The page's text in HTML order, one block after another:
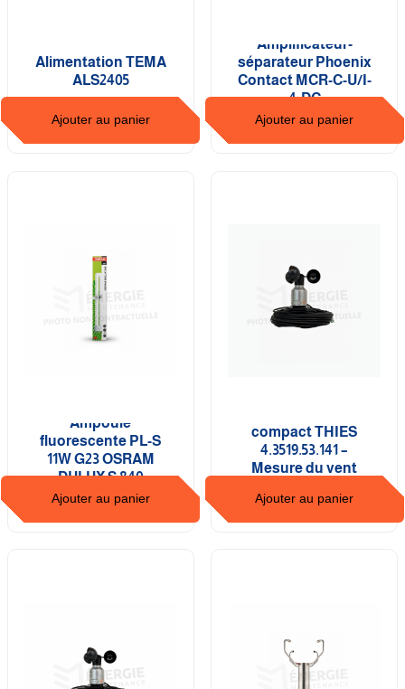
Alimentation TEMA
ALS2405
Ajouter au panier
Amplificateur-
séparateur Phoenix
Contact MCR-C-U/I-
4-DC
Ajouter au panier
Ampoule
fluorescente PL-S
11W G23 OSRAM
DULUX S 840
Ajouter au panier
compact THIES
4.3519.53.141 –
Mesure du vent
Ajouter au panier